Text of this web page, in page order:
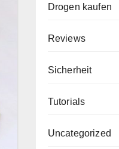
Drogen kaufen
Reviews
Sicherheit
Tutorials
Uncategorized